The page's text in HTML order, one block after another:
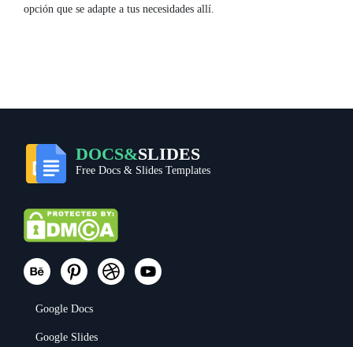
opción que se adapte a tus necesidades allí.
DOCS&SLIDES
Free Docs & Slides Templates
Google Docs
Google Slides